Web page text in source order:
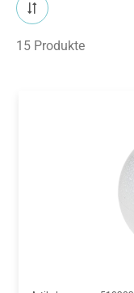
15 Produkte